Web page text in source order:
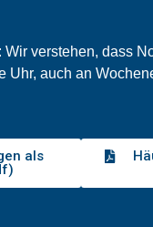
Wir verstehen, dass
Uhr, auch an
als